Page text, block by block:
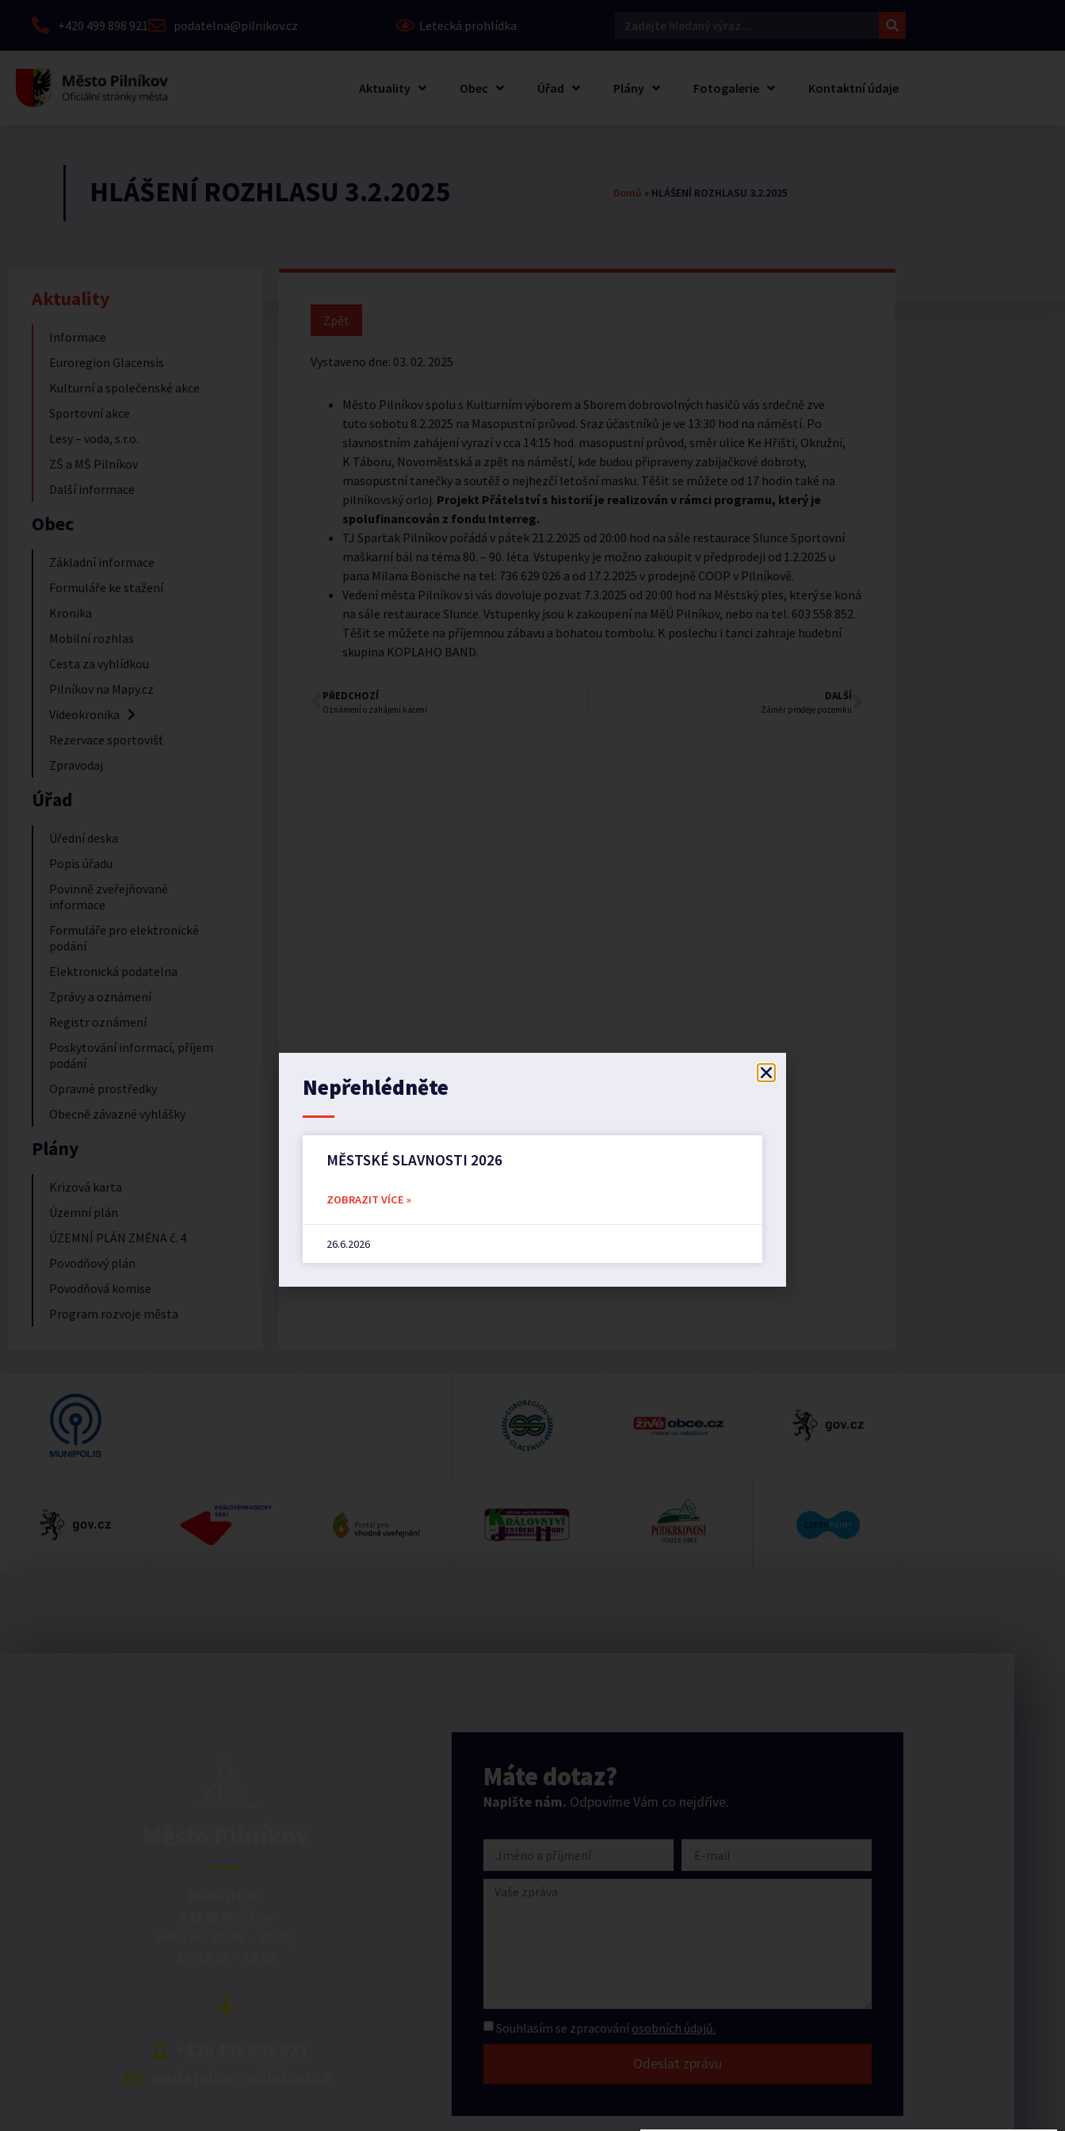
+420 499 898 921 podatelna@pilnikov.cz Letecká prohlídka
Aktuality Obec Úřad Plány Fotogalerie Kontaktní údaje
HLÁŠENÍ ROZHLASU 3.2.2025 Domů » HLÁŠENÍ ROZHLASU 3.2.2025
Aktuality
Informace
Euroregion Glacensis
Kulturní a společenské akce
Sportovní akce
Lesy – voda, s.r.o.
ZŠ a MŠ Pilníkov
Další informace
Obec
Základní informace
Formuláře ke stažení
Kronika
Mobilní rozhlas
Cesta za vyhlídkou
Pilníkov na Mapy.cz
Videokronika
Rezervace sportovišť
Zpravodaj
Úřad
Úřední deska
Popis úřadu
Povinně zveřejňované
informace
Formuláře pro elektronické
podání
Elektronická podatelna
Zprávy a oznámení
Registr oznámení
Poskytování informací, příjem
podání
Opravné prostředky
Obecně závazné vyhlášky
Plány
Krizová karta
Územní plán
ÚZEMNÍ PLÁN ZMĚNA č. 4.
Povodňový plán
Povodňová komise
Program rozvoje města
Vystaveno dne: 03. 02. 2025
Město Pilníkov spolu s Kulturním výborem a Sborem dobrovolných hasičů vás srdečně zve
tuto sobotu 8.2.2025 na Masopustní průvod. Sraz účastníků je ve 13:30 hod na náměstí. Po
slavnostním zahájení vyrazí v cca 14:15 hod. masopustní průvod, směr ulice Ke Hřišti, Okružní,
K Táboru, Novoměstská a zpět na náměstí, kde budou připraveny zabijačkové dobroty,
masopustní tanečky a soutěž o nejhezčí letošní masku. Těšit se můžete od 17 hodin také na
pilníkovský orloj. Projekt Přátelství s historií je realizován v rámci programu, který je
spolufinancován z fondu Interreg.
TJ Spartak Pilníkov pořádá v pátek 21.2.2025 od 20:00 hod na sále restaurace Slunce Sportovní
maškarní bál na téma 80. – 90. léta. Vstupenky je možno zakoupit v předprodeji od 1.2.2025 u
pana Milana Bönische na tel: 736 629 026 a od 17.2.2025 v prodejně COOP v Pilníkově.
Vedení města Pilníkov si vás dovoluje pozvat 7.3.2025 od 20:00 hod na Městský ples, který se koná
na sále restaurace Slunce. Vstupenky jsou k zakoupení na MěÚ Pilníkov, nebo na tel. 603 558 852.
Těšit se můžete na příjemnou zábavu a bohatou tombolu. K poslechu i tanci zahraje hudební
skupina KOPLAHO BAND.
PŘEDCHOZÍ
Oznámení o zahájení kácení
DALŠÍ
Záměr prodeje pozemku
Máte dotaz?
Napište nám. Odpovíme Vám co nejdříve.
Souhlasím se zpracování osobních údajů.
Odeslat zprávu
Nepřehlédněte
MĚSTSKÉ SLAVNOSTI 2026
ZOBRAZIT VÍCE »
26.6.2026